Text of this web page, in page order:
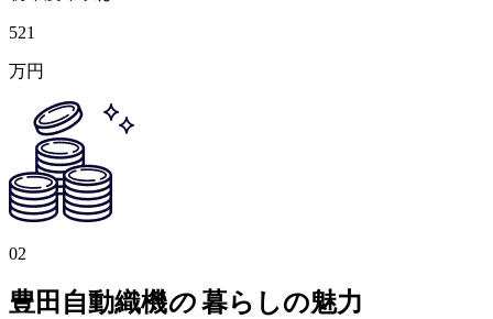
521
万円
02
豊田自動織機の 暮らしの魅力